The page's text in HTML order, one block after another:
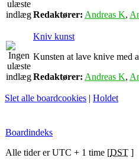
Redaktører: Andreas K,
Kniv kunst
Kunsten at lave knive med
Redaktører: Andreas K,
Slet alle boardcookies | Holdet
Boardindeks
Alle tider er UTC + 1 time [DST ]